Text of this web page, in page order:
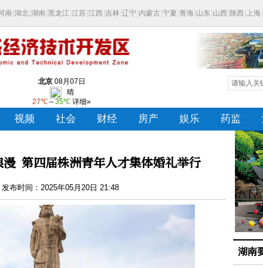
第四届株洲青年人才集体婚礼举行
布时间：2025年05月20日 21:48
湖南